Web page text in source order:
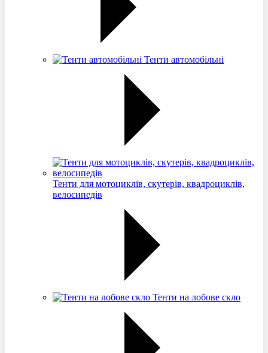
Тенти автомобільні
Тенти для мотоциклів, скутерів, квадроциклів,
велосипедів
Тенти на лобове скло